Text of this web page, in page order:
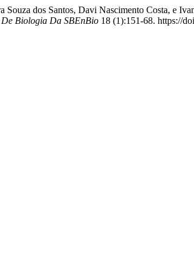
dos Santos, Davi Nascimento Costa, e
De Biologia Da SBEnBio 18 (1):151-68. https://